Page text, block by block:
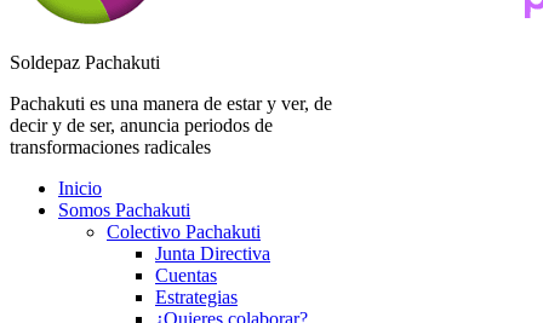
Soldepaz Pachakuti
Pachakuti es una manera de estar y ver, de
decir y de ser, anuncia periodos de
transformaciones radicales
Inicio
Somos Pachakuti
Colectivo Pachakuti
Junta Directiva
Cuentas
Estrategias